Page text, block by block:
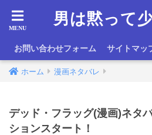
男は黙って
お問い合わせフォーム サイトマッ
ホーム 漫画ネタバレ
デッド・フラッグ(漫画)ネタ
ションスタート！